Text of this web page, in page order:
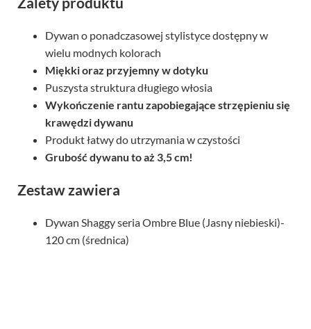
Dywan o ponadczasowej stylistyce dostępny w
wielu modnych kolorach
Miękki oraz przyjemny w dotyku
Puszysta struktura długiego włosia
Wykończenie rantu zapobiegające strzępieniu się
krawędzi dywanu
Produkt łatwy do utrzymania w czystości
Grubość dywanu to aż 3,5 cm!
Zestaw zawiera
Dywan Shaggy seria Ombre Blue (Jasny niebieski)-
120 cm (średnica)